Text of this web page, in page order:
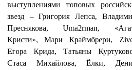
выступлениями топовых
звезд – Григория Лепса,
Преснякова, Uma2rman,
Кристи», Мари Краймбрери,
Егора Крида, Татьяны
Стаса Михайлова, Ёлки,